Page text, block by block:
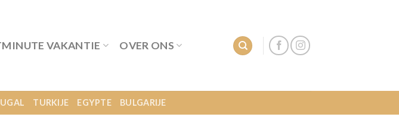
VAKANTIE OVER ONS
TURKIJE EGYPTE BULGARIJE